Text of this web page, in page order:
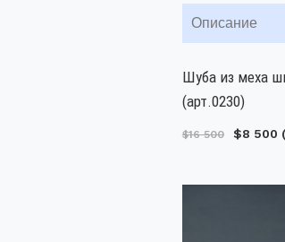
Описание
Шуба из меха
(арт.0230)
$16 500 $8 500